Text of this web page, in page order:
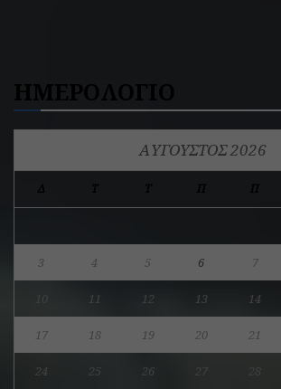
ΗΜΕΡΟΛΟΓΙΟ
ΑΎΓΟΥΣΤΟΣ 2026
Δ Τ Τ Π Π
3 4 5 6 7
10 11 12 13 14
17 18 19 20 21
24 25 26 27